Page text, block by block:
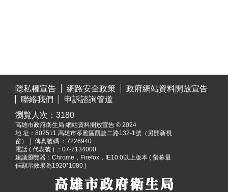
隱私權宣告
網路安全政策
政府網站資料開放宣告
聯絡我們
申訴諮詢管道
瀏覽人次： 3180
高雄市政府衛生局 網站資料開放宣告 © 2024
地 址： 802511 高雄市苓雅區凱旋二路132-1號（另開新視
窗）
│ 傳真號碼 ：7226940
電話 ( 代表號 ) ：07-7134000
建議瀏覽器：Chrome，Firefox，IE10.0以上版本 ( 螢幕最
佳顯示效果為1920*1080 )